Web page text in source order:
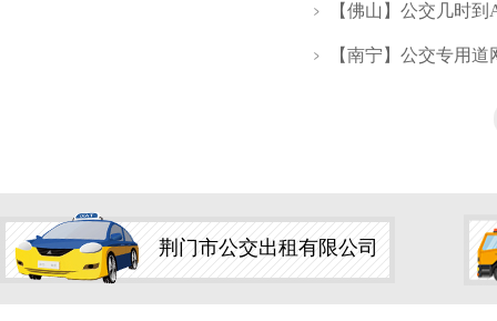
【佛山】公交几时到
【南宁】公交专用道
荆门市公交出租有限公司